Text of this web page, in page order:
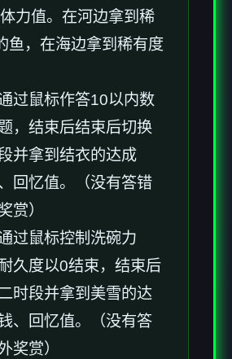
力值。在河边拿到稀
鱼，在海边拿到稀有度
过鼠标作答10以内数
，结束后结束后切换
并拿到结衣的达成
回忆值。（没有答错
赏）
过鼠标控制洗碗力
久度以0结束，结束后
时段并拿到美雪的达
、回忆值。（没有答
奖赏）